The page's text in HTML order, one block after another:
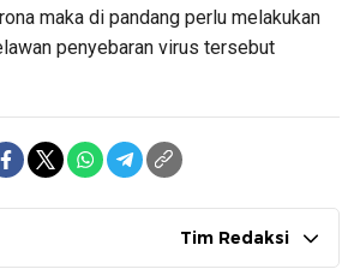
maka di pandang perlu melakukan
penyebaran virus tersebut
Tim Redaksi